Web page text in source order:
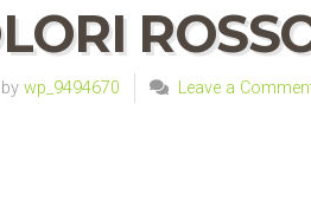
wp_9494670 Leave a